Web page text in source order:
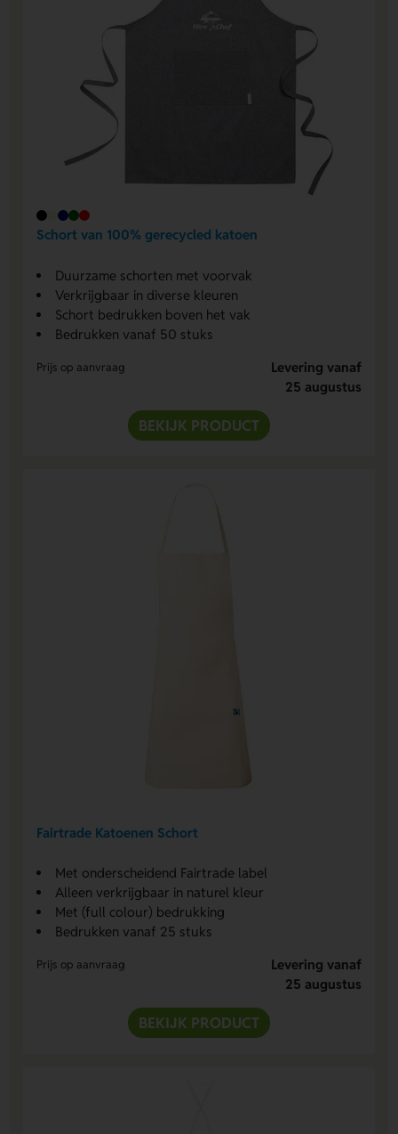
Schort van 100% gerecycled katoen
Duurzame schorten met voorvak
Verkrijgbaar in diverse kleuren
Schort bedrukken boven het vak
Bedrukken vanaf 50 stuks
Prijs op aanvraag
Levering vanaf
25 augustus
BEKIJK PRODUCT
Fairtrade Katoenen Schort
Met onderscheidend Fairtrade label
Alleen verkrijgbaar in naturel kleur
Met (full colour) bedrukking
Bedrukken vanaf 25 stuks
Prijs op aanvraag
Levering vanaf
25 augustus
BEKIJK PRODUCT